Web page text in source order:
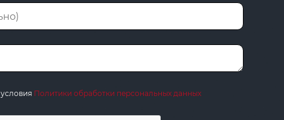
Политики обработки персональных данных